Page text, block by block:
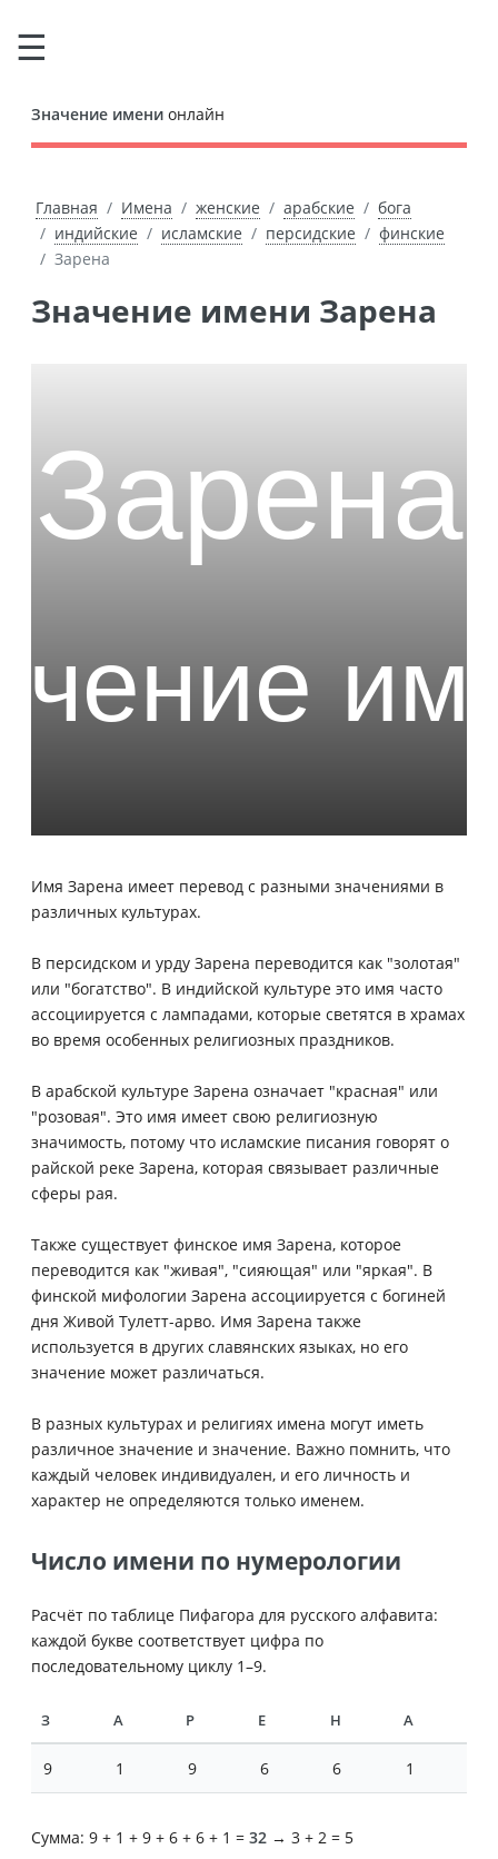
Значение имени онлайн
Главная Имена женские арабские
бога
индийские
исламские персидские
финские
Зарена
Значение имени Зарена
Имя Зарена имеет перевод с разными значениями в
различных культурах.
В персидском и урду Зарена переводится как "золотая"
или "богатство". В индийской культуре это имя часто
ассоциируется с лампадами, которые светятся в храмах
во время особенных религиозных праздников.
В арабской культуре Зарена означает "красная" или
"розовая". Это имя имеет свою религиозную
значимость, потому что исламские писания говорят о
райской реке Зарена, которая связывает различные
сферы рая.
Также существует финское имя Зарена, которое
переводится как "живая", "сияющая" или "яркая". В
финской мифологии Зарена ассоциируется с богиней
дня Живой Тулетт-арво. Имя Зарена также
используется в других славянских языках, но его
значение может различаться.
В разных культурах и религиях имена могут иметь
различное значение и значение. Важно помнить, что
каждый человек индивидуален, и его личность и
характер не определяются только именем.
Число имени по нумерологии
Расчёт по таблице Пифагора для русского алфавита:
каждой букве соответствует цифра по
последовательному циклу 1–9.
З А Р Е Н А
9 1 9 6 6 1
Сумма: 9 + 1 + 9 + 6 + 6 + 1 = 32 → 3 + 2 = 5